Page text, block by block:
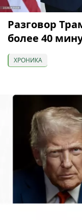
Разговор
более 40
ХРОНИКА